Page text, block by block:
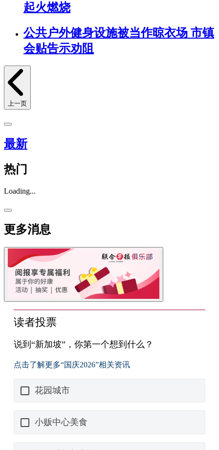
起火燃烧
公共户外健身设施被当作晾衣场 市镇
会贴告示劝阻
上一页
最新
热门
Loading...
更多消息